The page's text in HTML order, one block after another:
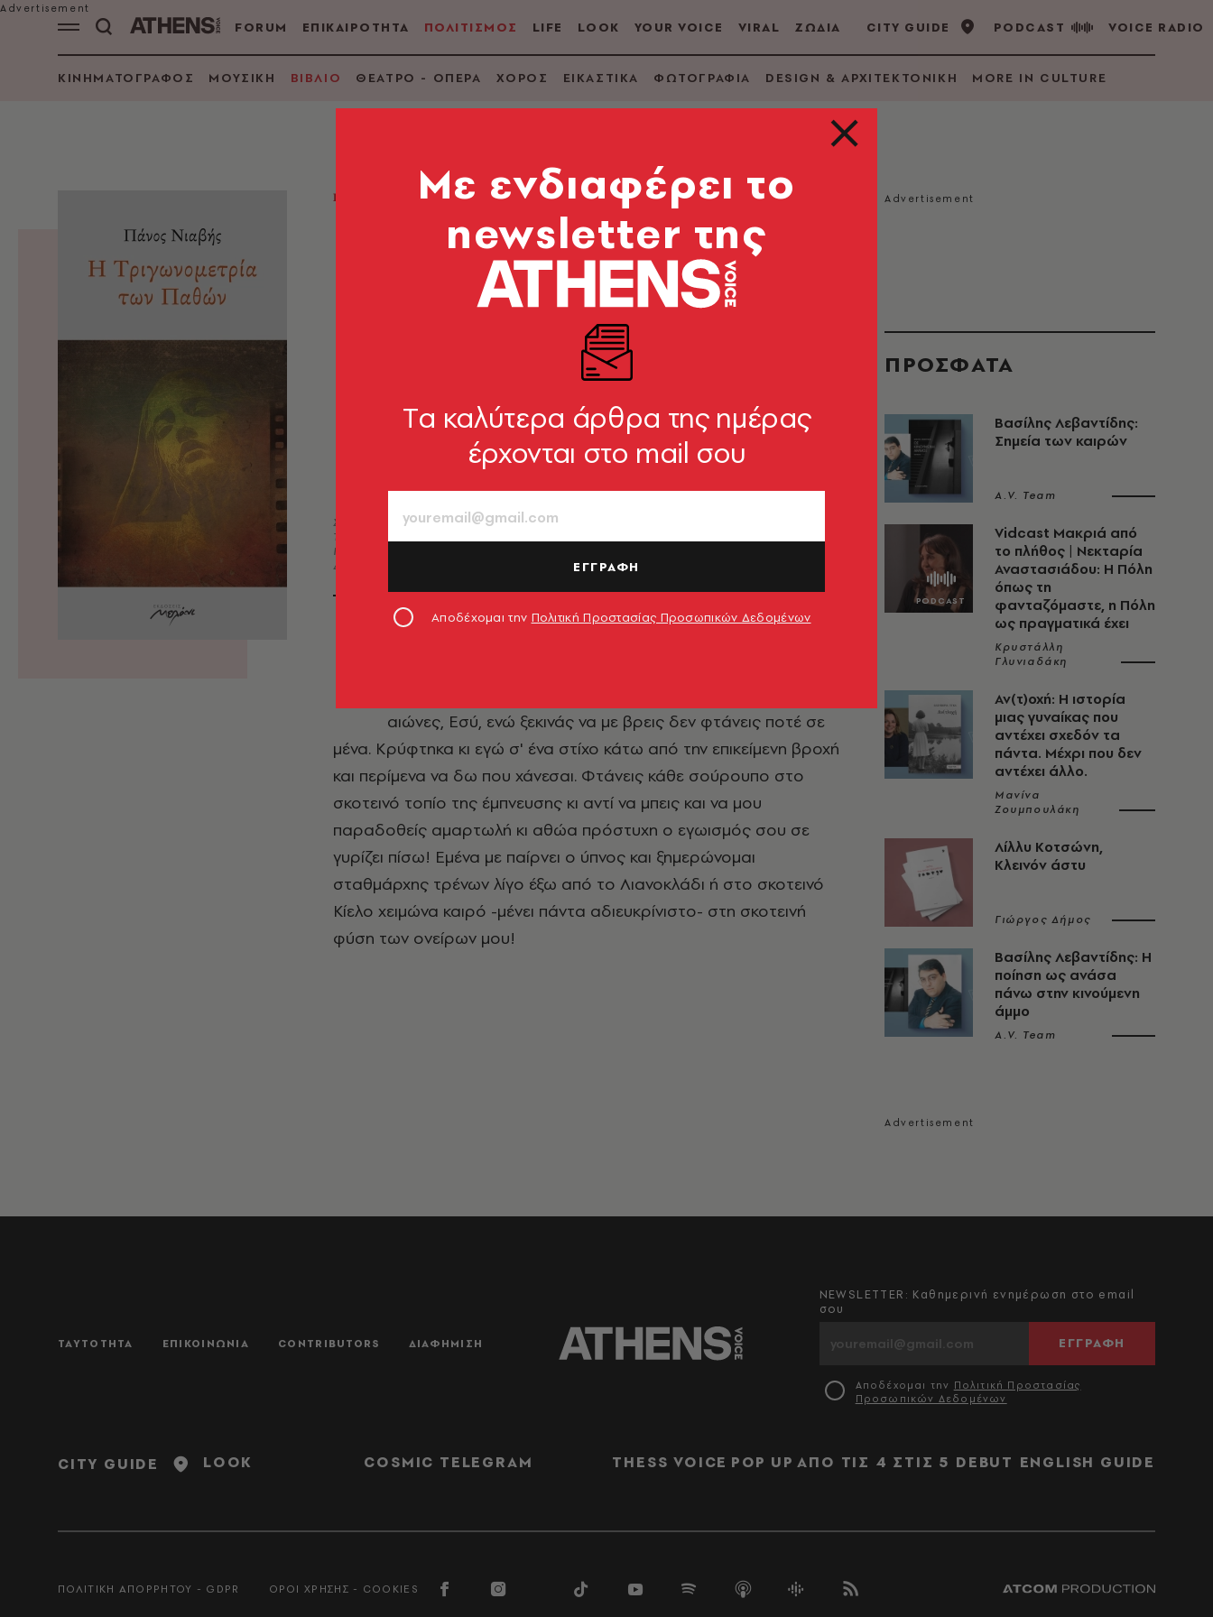
FORUM ΕΠΙΚΑΙΡΟΤΗΤΑ ΠΟΛΙΤΙΣΜΟΣ LIFE LOOK YOUR VOICE VIRAL ΖΩΔΙΑ CITY GUIDE PODCAST VOICE RADIO
ΚΙΝΗΜΑΤΟΓΡΑΦΟΣ ΜΟΥΣΙΚΗ ΒΙΒΛΙΟ ΘΕΑΤΡΟ - ΟΠΕΡΑ ΧΟΡΟΣ ΕΙΚΑΣΤΙΚΑ ΦΩΤΟΓΡΑΦΙΑ DESIGN & ΑΡΧΙΤΕΚΤΟΝΙΚΗ MORE IN CULTURE
ΠΟΙΗΣΗ
Η τριγωνομετρία των
Σελίδες: 124
Τιμή: €10,00
ISBN: 978-960-591-147-8
Διαστάσεις: 14 x 21
αιώνες, Εσύ, ενώ ξεκινάς να με βρεις δεν φτάνεις ποτέ σε
μένα. Κρύφτηκα κι εγώ σ' ένα στίχο κάτω από την επικείμενη βροχή
και περίμενα να δω που χάνεσαι. Φτάνεις κάθε σούρουπο στο
σκοτεινό τοπίο της έμπνευσης κι αντί να μπεις και να μου
παραδοθείς αμαρτωλή κι αθώα πρόστυχη ο εγωισμός σου σε
γυρίζει πίσω! Εμένα με παίρνει ο ύπνος και ξημερώνομαι
σταθμάρχης τρένων λίγο έξω από το Λιανοκλάδι ή στο σκοτεινό
Κίελο χειμώνα καιρό -μένει πάντα αδιευκρίνιστο- στη σκοτεινή
φύση των ονείρων μου!
ΠΡΟΣΦΑΤΑ
Βασίλης Λεβαντίδης:
Σημεία των καιρών
A.V. Team
Vidcast Μακριά από
το πλήθος | Νεκταρία
Αναστασιάδου: Η Πόλη
όπως τη
φανταζόμαστε, η Πόλη
ως πραγματικά έχει
Κρυστάλλη
Γλυνιαδάκη
Αν(τ)οχή: Η ιστορία
μιας γυναίκας που
αντέχει σχεδόν τα
πάντα. Μέχρι που δεν
αντέχει άλλο.
Μανίνα
Ζουμπουλάκη
Λίλλυ Κοτσώνη,
Κλεινόν άστυ
Γιώργος Δήμος
Βασίλης Λεβαντίδης: Η
ποίηση ως ανάσα
πάνω στην κινούμενη
άμμο
A.V. Team
ΤΑΥΤΟΤΗΤΑ ΕΠΙΚΟΙΝΩΝΙΑ CONTRIBUTORS ΔΙΑΦΗΜΙΣΗ
NEWSLETTER: Καθημερινή ενημέρωση στο email
σου
ΕΓΓΡΑΦΗ
Αποδέχομαι την Πολιτική Προστασίας
Προσωπικών Δεδομένων
CITY GUIDE LOOK COSMIC TELEGRAM THESS VOICE POP UP ΑΠΟ ΤΙΣ 4 ΣΤΙΣ 5 DEBUT ENGLISH GUIDE
ΠΟΛΙΤΙΚΗ ΑΠΟΡΡΗΤΟΥ - GDPR ΟΡΟΙ ΧΡΗΣΗΣ - COOKIES
Mε ενδιαφέρει το
newsletter της
Tα καλύτερα άρθρα της ημέρας
έρχονται στο mail σου
ΕΓΓΡΑΦΗ
Αποδέχομαι την Πολιτική Προστασίας Προσωπικών Δεδομένων